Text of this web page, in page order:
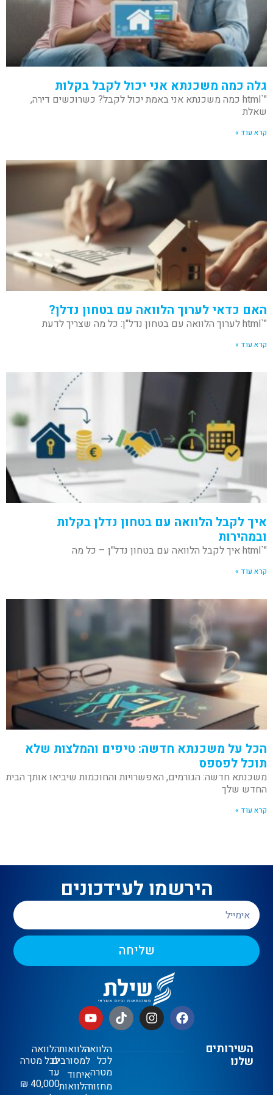
גלה כמה משכנתא אני יכול לקבל בקלות
"`html כמה משכנתא אני באמת יכול לקבל? כשרוכשים דירה,
שאלת
קרא עוד »
האם כדאי לערוך הלוואה עם בטחון נדלן?
"`html לערוך הלוואה עם בטחון נדל"ן: כל מה שצריך לדעת
קרא עוד »
איך לקבל הלוואה עם בטחון נדלן בקלות
ובמהירות
"`html איך לקבל הלוואה עם בטחון נדל"ן – כל מה
קרא עוד »
הכל על משכנתא חדשה: טיפים והמלצות שלא
תוכל לפספס
משכנתא חדשה: הגורמים, האפשרויות והחוכמות שיביאו אותך הבית
החדש שלך
קרא עוד »
הירשמו לעידכונים
שליחה
השירותים
שלנו
הלוואה
לכל
מטרה
מחזור
הלוואות
למסורבים
איחוד
הלוואות
הלוואה
לכל מטרה
עד
40,000 ₪